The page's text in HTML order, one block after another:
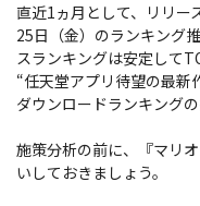
直近1ヵ月として、リリー
25日（金）のランキング
スランキングは安定して
“任天堂アプリ待望の最新
ダウンロードランキング
施策分析の前に、『マリ
いしておきましょう。